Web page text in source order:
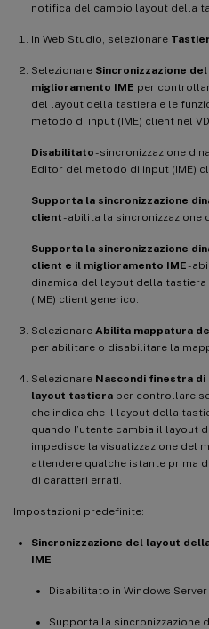
notifica del cambio layout della
In Web Studio, selezionare
Selezionare Sincronizzazione
miglioramento IME per
del layout della tastiera e le
metodo di input (IME) client nel
Disabilitato- sincronizzazione
Editor del metodo di input (IME)
Supporta la sincronizzazione
client- abilita la sincronizzazione
Supporta la sincronizzazione
client e il miglioramento IME-
dinamica del layout della
(IME) client generico.
Selezionare Abilita mappatura
per abilitare o disabilitare la
Selezionare Nascondi finestra di
layout tastiera per controllare
che indica che il layout della
quando l’utente cambia il layout
impedisce la visualizzazione del
attendere qualche istante prima
di caratteri errati.
Impostazioni predefinite:
Sincronizzazione del layout
IME
Disabilitato in Windows Server
Supporta la sincronizzazione